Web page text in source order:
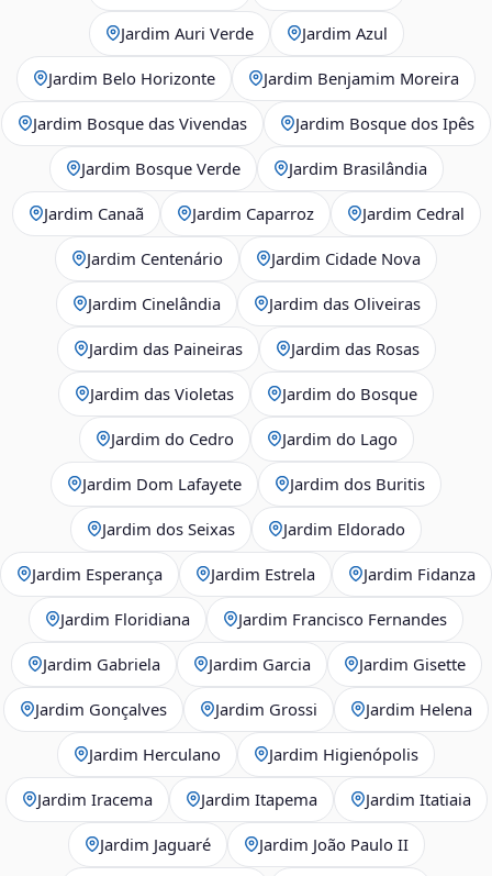
Jardim Auri Verde Jardim Azul
Jardim Belo Horizonte Jardim Benjamim Moreira
Jardim Bosque das Vivendas Jardim Bosque dos Ipês
Jardim Bosque Verde Jardim Brasilândia
Jardim Canaã Jardim Caparroz Jardim Cedral
Jardim Centenário Jardim Cidade Nova
Jardim Cinelândia Jardim das Oliveiras
Jardim das Paineiras Jardim das Rosas
Jardim das Violetas Jardim do Bosque
Jardim do Cedro Jardim do Lago
Jardim Dom Lafayete Jardim dos Buritis
Jardim dos Seixas Jardim Eldorado
Jardim Esperança Jardim Estrela Jardim Fidanza
Jardim Floridiana Jardim Francisco Fernandes
Jardim Gabriela Jardim Garcia Jardim Gisette
Jardim Gonçalves Jardim Grossi Jardim Helena
Jardim Herculano Jardim Higienópolis
Jardim Iracema Jardim Itapema Jardim Itatiaia
Jardim Jaguaré Jardim João Paulo II